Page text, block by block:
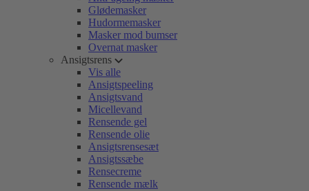
Glødemasker
Hudormemasker
Masker mod bumser
Overnat masker
Ansigtsrens
Vis alle
Ansigtspeeling
Ansigtsvand
Micellevand
Rensende gel
Rensende olie
Ansigtsrensesæt
Ansigtssæbe
Rensecreme
Rensende mælk